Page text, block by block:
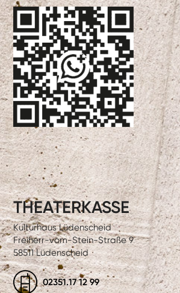
THEATERKASSE
Kulturhaus Lüdenscheid
Freiherr-vom-Stein-Straße 9
58511 Lüdenscheid
02351.17 12 99